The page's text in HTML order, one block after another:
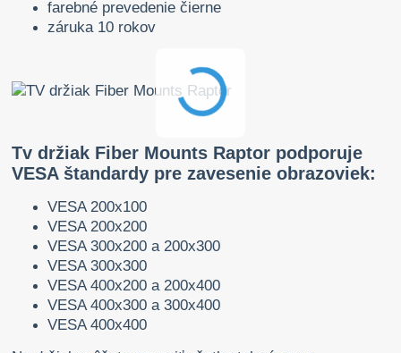
farebné prevedenie čierne
záruka 10 rokov
Tv držiak Fiber Mounts Raptor podporuje
VESA štandardy pre zavesenie obrazoviek:
VESA 200x100
VESA 200x200
VESA 300x200 a 200x300
VESA 300x300
VESA 400x200 a 200x400
VESA 400x300 a 300x400
VESA 400x400